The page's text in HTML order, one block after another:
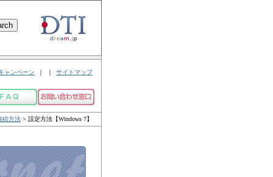
ャンペーン ｜ ｜ サイトマップ
続方法 > 設定方法【Windows 7】